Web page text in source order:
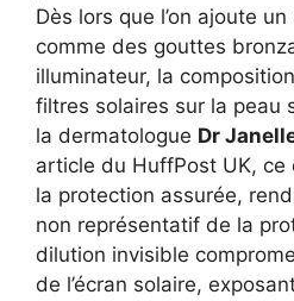
Dès lors que l’on ajoute
comme des gouttes
illuminateur, la
filtres solaires sur la peau
la dermatologue Dr
article du HuffPost UK, ce
la protection assurée,
non représentatif de la
dilution invisible
de l’écran solaire,